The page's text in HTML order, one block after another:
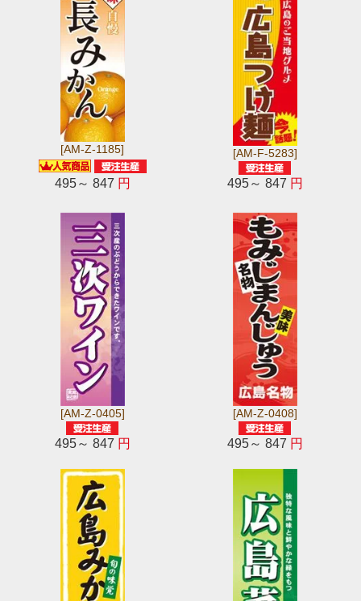
[AM-Z-1185]
495～ 847 円
[AM-F-5283]
495～ 847 円
[AM-Z-0405]
495～ 847 円
[AM-Z-0408]
495～ 847 円